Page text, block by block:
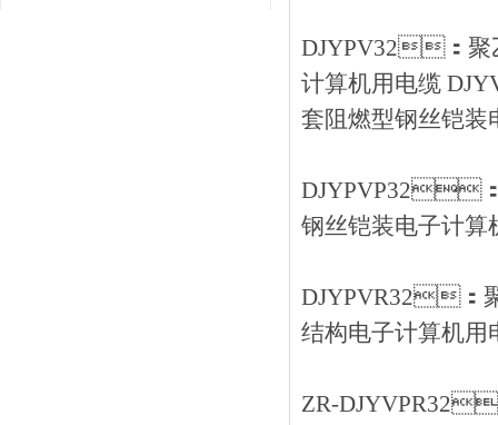
DJYPV32：聚
计算机用电缆
套阻燃型钢丝铠装
DJYPVP32：
钢丝铠装电子计算
DJYPVR32：
结构电子计算机用
ZR-